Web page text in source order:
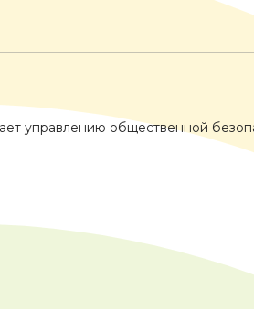
управлению общественной